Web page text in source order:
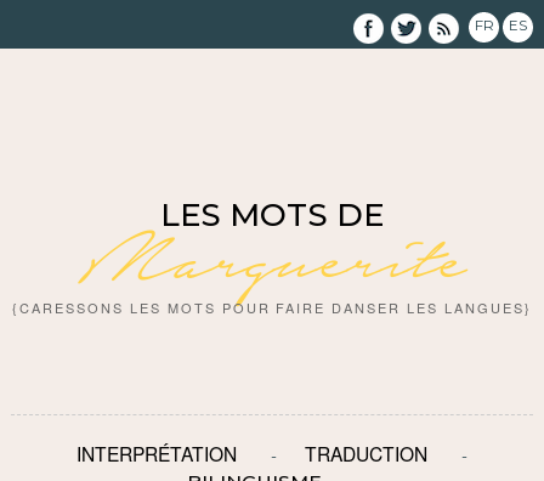
FR ES
LES MOTS DE
Marguerite
{CARESSONS LES MOTS POUR FAIRE DANSER LES LANGUES}
INTERPRÉTATION TRADUCTION